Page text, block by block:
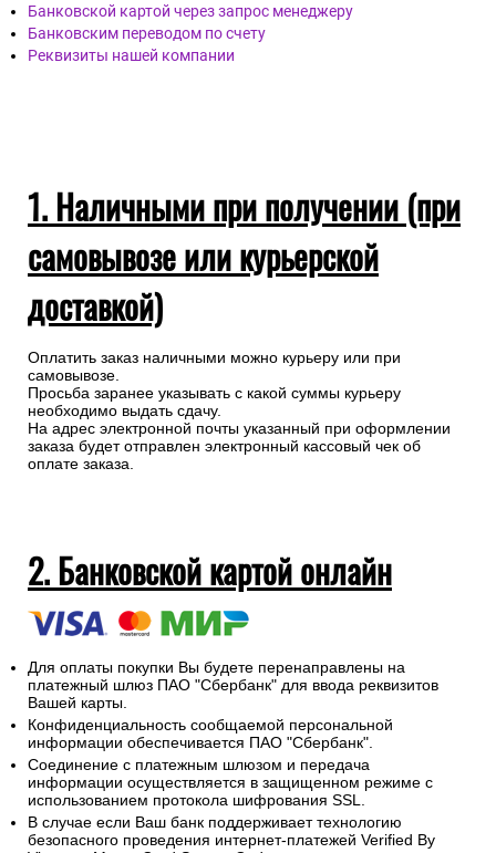
Банковской картой через запрос менеджеру
Банковским переводом по счету
Реквизиты нашей компании
1. Наличными при получении (при
самовывозе или курьерской
доставкой)
Оплатить заказ наличными можно курьеру или при
самовывозе.
Просьба заранее указывать с какой суммы курьеру
необходимо выдать сдачу.
На адрес электронной почты указанный при оформлении
заказа будет отправлен электронный кассовый чек об
оплате заказа.
2. Банковской картой онлайн
Для оплаты покупки Вы будете перенаправлены на
платежный шлюз ПАО "Сбербанк" для ввода реквизитов
Вашей карты.
Конфиденциальность сообщаемой персональной
информации обеспечивается ПАО "Сбербанк".
Соединение с платежным шлюзом и передача
информации осуществляется в защищенном режиме с
использованием протокола шифрования SSL.
В случае если Ваш банк поддерживает технологию
безопасного проведения интернет-платежей Verified By